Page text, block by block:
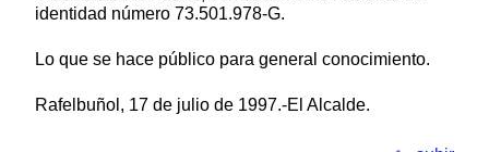
identidad número 73.501.978-G.
Lo que se hace público para general conocimiento.
Rafelbuñol, 17 de julio de 1997.-El Alcalde.